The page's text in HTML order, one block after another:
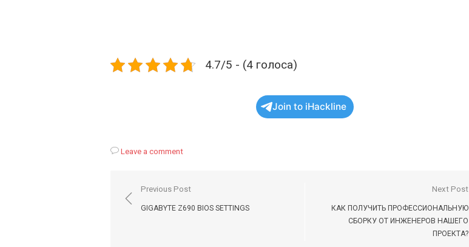
4.7/5 - (4 голоса)
Join to iHackline
Leave a comment
Навигация
по
Previous Post
GIGABYTE Z690 BIOS SETTINGS
Next Post
КАК ПОЛУЧИТЬ ПРОФЕССИОНАЛЬНУЮ
СБОРКУ ОТ ИНЖЕНЕРОВ НАШЕГО
ПРОЕКТА?